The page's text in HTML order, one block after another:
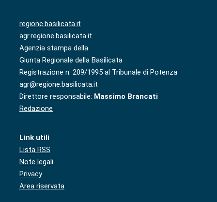
regione.basilicata.it
agr.regione.basilicata.it
Agenzia stampa della
Giunta Regionale della Basilicata
Registrazione n. 209/1995 al Tribunale di Potenza
agr@regione.basilicata.it
Direttore responsabile: Massimo Brancati
Redazione
Link utili
Lista RSS
Note legali
Privacy
Area riservata